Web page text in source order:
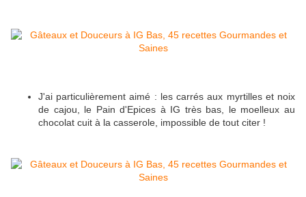
J'ai particulièrement aimé : les carrés aux myrtilles et noix
de cajou, le Pain d'Epices à IG très bas, le moelleux au
chocolat cuit à la casserole, impossible de tout citer !